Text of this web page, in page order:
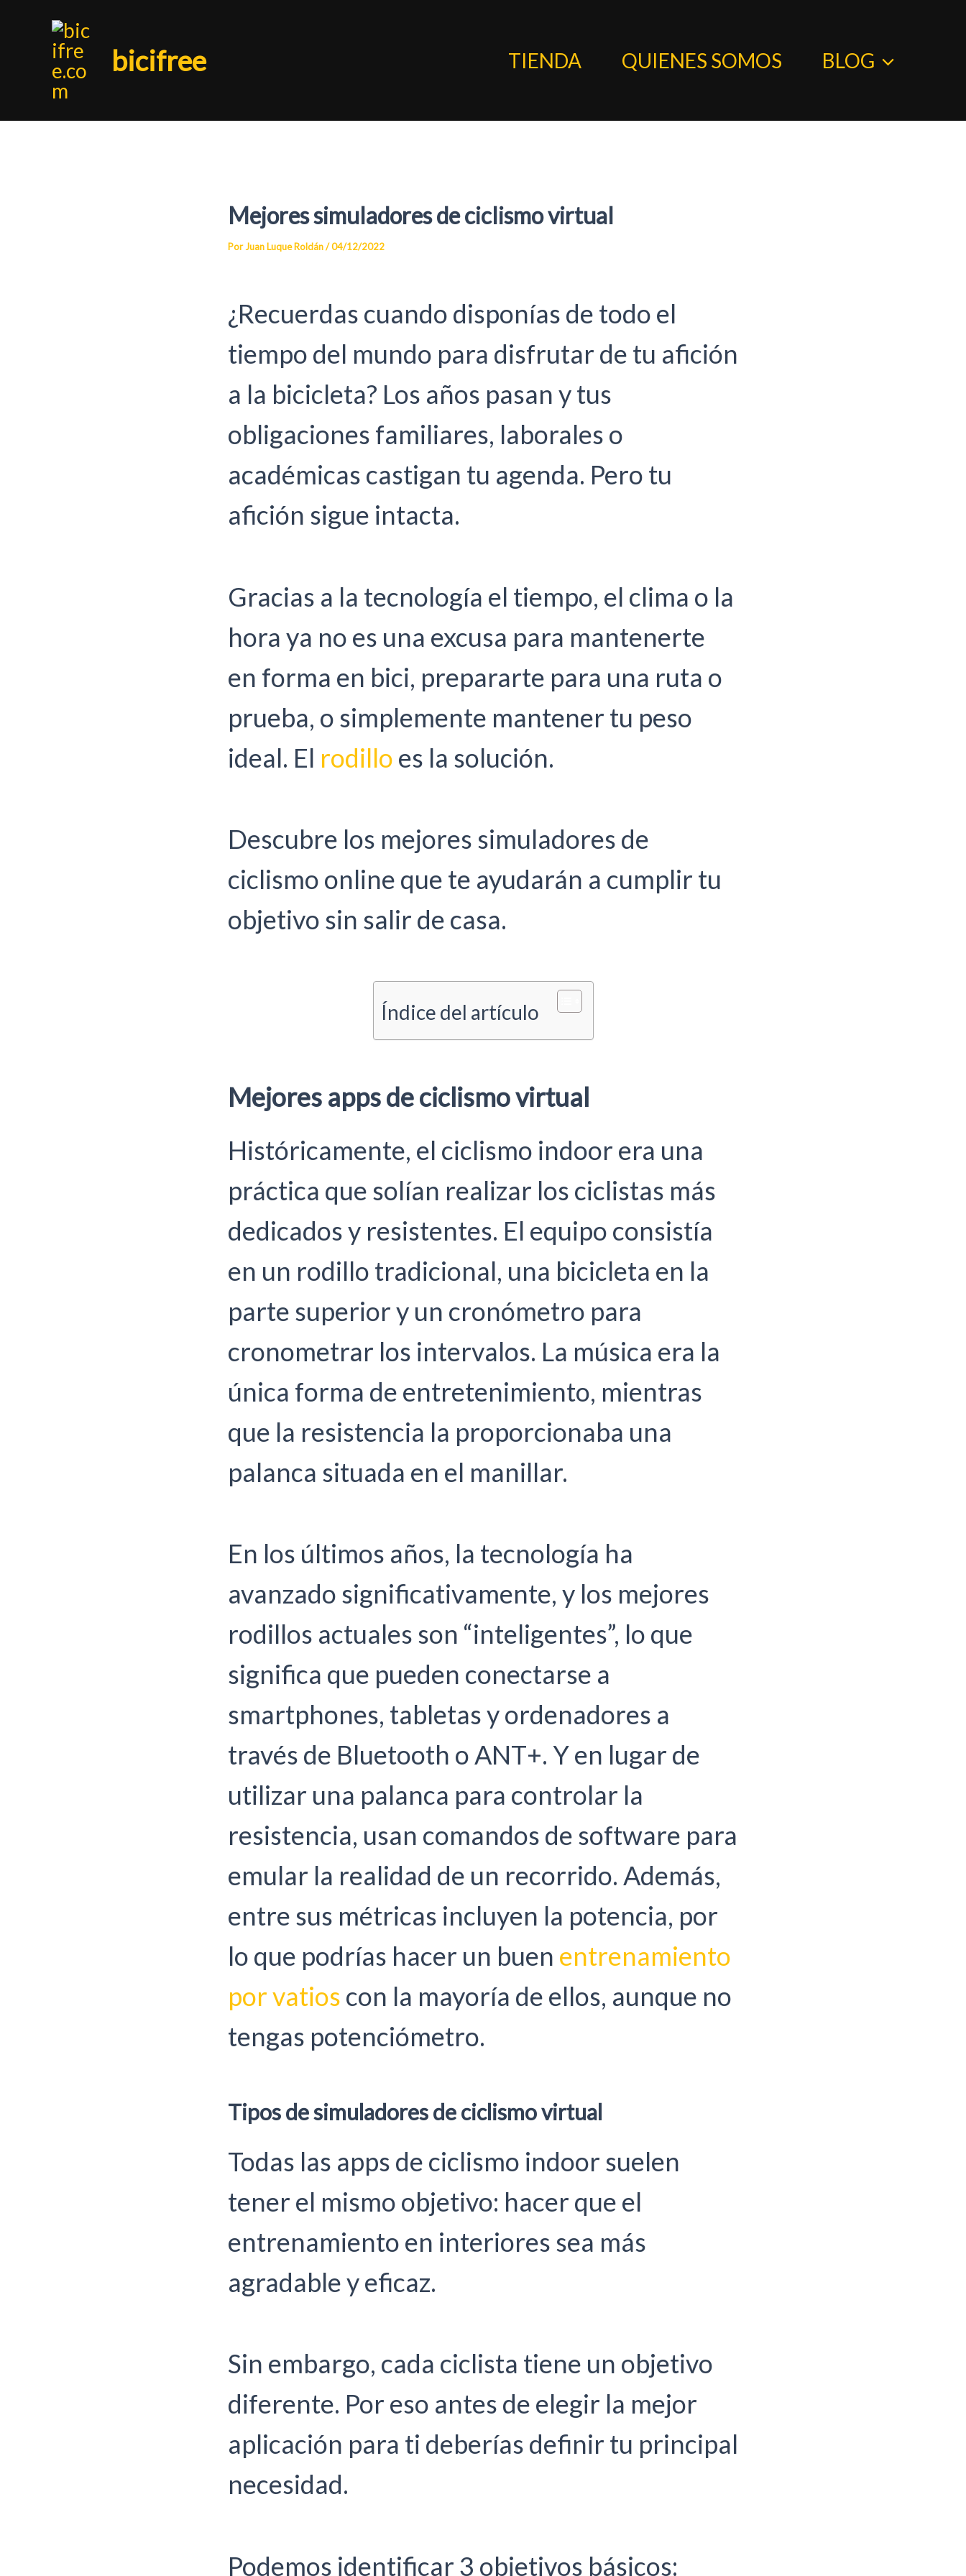
contenido
bicifree TIENDA QUIENES SOMOS BLOG
Mejores simuladores de ciclismo virtual
PorJuan Luque Roldán/04/12/2022
¿Recuerdas cuando disponías de todo el
tiempo del mundo para disfrutar de tu afición
a la bicicleta? Los años pasan y tus
obligaciones familiares, laborales o
académicas castigan tu agenda. Pero tu
afición sigue intacta.
Gracias a la tecnología el tiempo, el clima o la
hora ya no es una excusa para mantenerte
en forma en bici, prepararte para una ruta o
prueba, o simplemente mantener tu peso
ideal. El rodillo es la solución.
Descubre los mejores simuladores de
ciclismo online que te ayudarán a cumplir tu
objetivo sin salir de casa.
Índice del artículo
Mejores apps de ciclismo virtual
Históricamente, el ciclismo indoor era una
práctica que solían realizar los ciclistas más
dedicados y resistentes. El equipo consistía
en un rodillo tradicional, una bicicleta en la
parte superior y un cronómetro para
cronometrar los intervalos. La música era la
única forma de entretenimiento, mientras
que la resistencia la proporcionaba una
palanca situada en el manillar.
En los últimos años, la tecnología ha
avanzado significativamente, y los mejores
rodillos actuales son “inteligentes”, lo que
significa que pueden conectarse a
smartphones, tabletas y ordenadores a
través de Bluetooth o ANT+. Y en lugar de
utilizar una palanca para controlar la
resistencia, usan comandos de software para
emular la realidad de un recorrido. Además,
entre sus métricas incluyen la potencia, por
lo que podrías hacer un buen entrenamiento
por vatios con la mayoría de ellos, aunque no
tengas potenciómetro.
Tipos de simuladores de ciclismo virtual
Todas las apps de ciclismo indoor suelen
tener el mismo objetivo: hacer que el
entrenamiento en interiores sea más
agradable y eficaz.
Sin embargo, cada ciclista tiene un objetivo
diferente. Por eso antes de elegir la mejor
aplicación para ti deberías definir tu principal
necesidad.
Podemos identificar 3 objetivos básicos: